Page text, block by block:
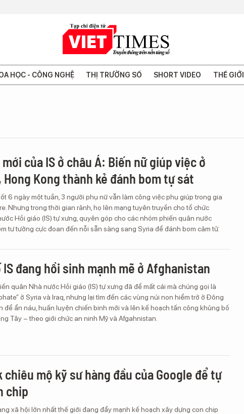
HỌC - CÔNG NGHỆ THỊ TRƯỜNG SỐ SHORT VIDEO THẾ GIỚI
của IS ở châu Á: Biến nữ giúp việc ở
Hong Kong thành kẻ đánh bom tự sát
6 ngày một tuần, 3 người phụ nữ vẫn làm công việc phụ giúp trong gia
Nhưng trong thời gian rảnh, họ lên mạng tuyên truyền cho tổ chức
Hồi giáo (IS) tự xưng, quyên góp cho các nhóm phiến quân nước
tư tưởng cực đoan đến nỗi sẵn sàng sang Syria để đánh bom cảm tử.
IS đang hồi sinh mạnh mẽ ở Afghanistan
quân Nhà nước Hồi giáo (IS) tự xưng đã để mất cái mà chúng gọi là
ở Syria và Iraq, nhưng lại tìm đến các vùng núi non hiểm trở ở Đông
để ẩn náu, huấn luyện chiến binh mới và lên kế hoạch tấn công khủng bố
Tây – theo giới chức an ninh Mỹ và Afgahnistan.
chiêu mộ kỹ sư hàng đầu của Google để tự
chip
xã hội lớn nhất thế giới đang đẩy mạnh kế hoạch xây dựng con chip